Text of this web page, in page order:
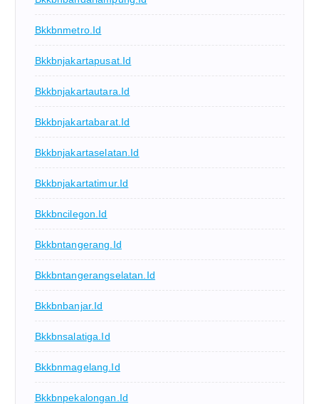
Bkkbnmetro.id
Bkkbnjakartapusat.id
Bkkbnjakartautara.id
Bkkbnjakartabarat.id
Bkkbnjakartaselatan.id
Bkkbnjakartatimur.id
Bkkbncilegon.id
Bkkbntangerang.id
Bkkbntangerangselatan.id
Bkkbnbanjar.id
Bkkbnsalatiga.id
Bkkbnmagelang.id
Bkkbnpekalongan.id